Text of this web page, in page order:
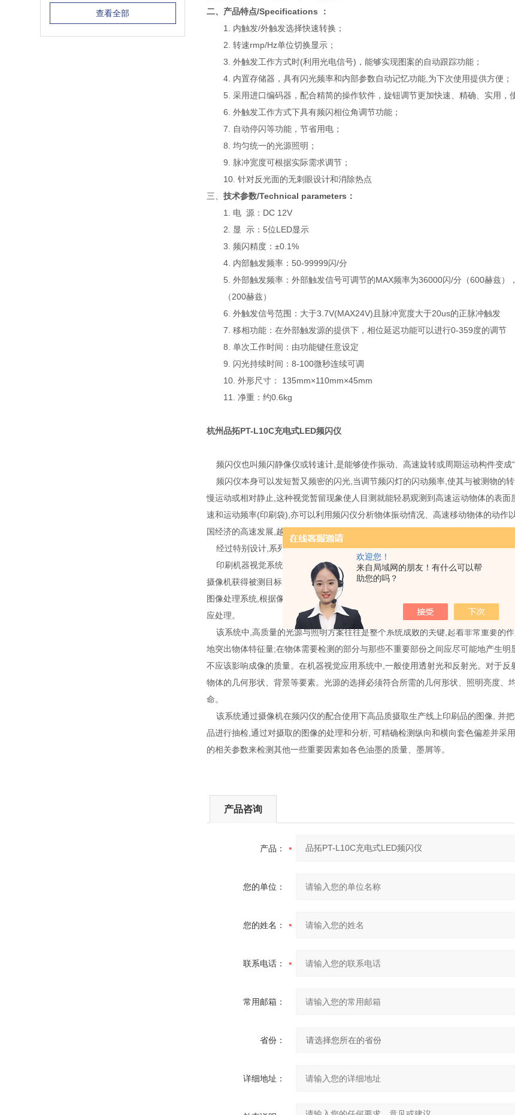
欢迎您！
来自局域网的朋友！有什么可以帮
助您的吗？
查看全部
二、产品特点/Specifications ：
1. 内触发/外触发选择快速转换；
2. 转速rmp/Hz单位切换显示；
3. 外触发工作方式时(利用光电信号)，能够实现图案的自动跟踪功能；
4. 内置存储器，具有闪光频率和内部参数自动记忆功能,为下次使用提供方便；
5. 采用进口编码器，配合精简的操作软件，旋钮调节更加快速、精确、实用，
6. 外触发工作方式下具有频闪相位角调节功能；
7. 自动停闪等功能，节省用电；
8. 均匀统一的光源照明 ；
9. 脉冲宽度可根据实际需求调节 ；
10. 针对反光面的无刺眼设计和消除热点
三、技术参数/Technical parameters：
1. 电 源：DC 12V
2. 显 示：5位LED显示
3. 频闪精度：±0.1%
4. 内部触发频率：50-99999闪/分
5. 外部触发频率：外部触发信号可调节的MAX频率为36000闪/分（600赫兹）
（200赫兹）
6. 外触发信号范围：大于3.7V(MAX24V)且脉冲宽度大于20us的正脉冲触发
7. 移相功能：在外部触发源的提供下，相位延迟功能可以进行0-359度的调节
8. 单次工作时间：由功能键任意设定
9. 闪光持续时间：8-100微秒连续可调
10. 外形尺寸： 135mm×110mm×45mm
11. 净重：约0.6kg
杭州品拓PT-L10C充电式LED频闪仪
频闪仪也叫频闪静像仪或转速计,是能够使作振动、高速旋转或周期运动构件变成
频闪仪本身可以发短暂又频密的闪光,当调节频闪灯的闪动频率,使其与被测物的
慢运动或相对静止,这种视觉暂留现象使人目测就能轻易观测到高速运动物体的表
速和运动频率(印刷袋),亦可以利用频闪仪分析物体振动情况、高速移动物体的动
国经济的高速发展,越来越多的行业开始使用频闪仪来帮助解决产品质量检验问题。
经过特别设计,系列化的频闪仪主要技术指标如下:
印刷机器视觉系统主要包括:频闪照明光源、CCD 照相机、图像处理单元(或图
摄像机获得被测目标的图像信号,而采集信号必须由频闪仪按CCD 采样频率频闪照
图像处理系统,根据像素分布、亮度和颜色等信息,进行各种运算来抽取目标的特征
应处理。
该系统中,高质量的光源与照明方案往往是整个系统成败的关键,起着非常重要的
地突出物体特征量;在物体需要检测的部分与那些不重要部份之间应尽可能地产生
不应该影响成像的质量。在机器视觉应用系统中,一般使用透射光和反射光。对于
物体的几何形状、背景等要素。光源的选择必须符合所需的几何形状、照明亮度
命。
该系统通过摄像机在频闪仪的配合使用下高品质摄取生产线上印刷品的图像, 并
品进行抽检,通过对摄取的图像的处理和分析, 可精确检测纵向和横向套色偏差并采
的相关参数来检测其他一些重要因素如各色油墨的质量、墨屑等。
产品咨询
产品：
您的单位：
您的姓名：
联系电话：
常用邮箱：
省份：
详细地址：